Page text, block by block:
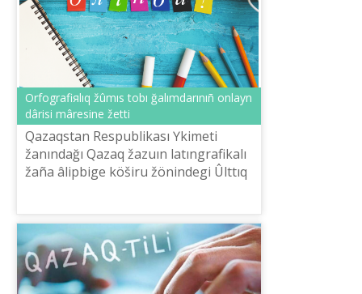
Orfografiяlıq žûmıs tobı ğalımdarınıñ onlayn
dârіsі mâresіne žettі
Qazaqstan Respublikası Үkіmetі
žanındağı Qazaq žazuın latıngrafikalı
žaña âlіpbige köšіru žönіndegі Ûlttıq